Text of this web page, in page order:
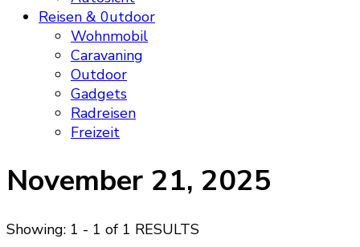
Reisen & 0utdoor
Wohnmobil
Caravaning
Outdoor
Gadgets
Radreisen
Freizeit
November 21, 2025
Showing: 1 - 1 of 1 RESULTS